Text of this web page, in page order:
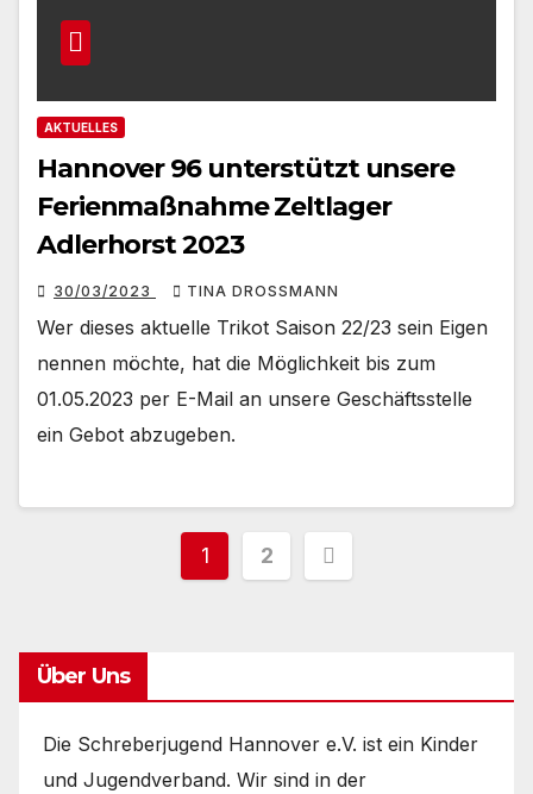
AKTUELLES
Hannover 96 unterstützt unsere
Ferienmaßnahme Zeltlager
Adlerhorst 2023
30/03/2023 TINA DROSSMANN
Wer dieses aktuelle Trikot Saison 22/23 sein Eigen
nennen möchte, hat die Möglichkeit bis zum
01.05.2023 per E-Mail an unsere Geschäftsstelle
ein Gebot abzugeben.
1 2
Über Uns
Die Schreberjugend Hannover e.V. ist ein Kinder
und Jugendverband. Wir sind in der